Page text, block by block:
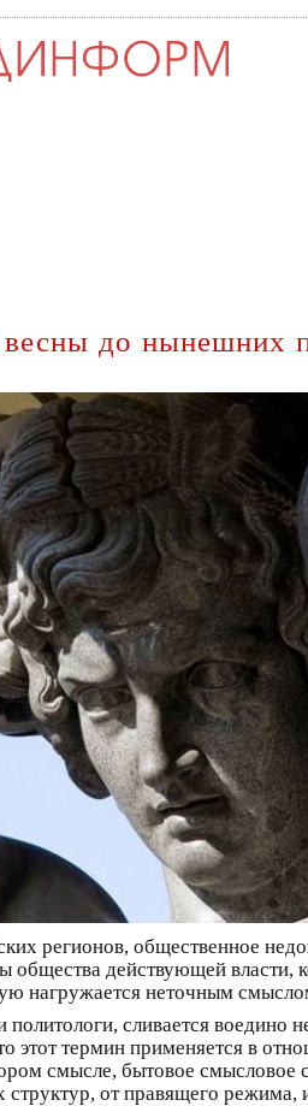
до нынешних
регионов, общественное
общества действующей
нагружается неточным
сливается воедино
термин применяется в
смысле, бытовое
от правящего